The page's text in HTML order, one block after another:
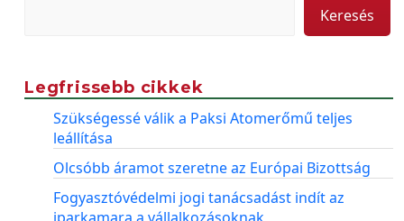
Keresés
Legfrissebb cikkek
Szükségessé válik a Paksi Atomerőmű teljes
leállítása
Olcsóbb áramot szeretne az Európai Bizottság
Fogyasztóvédelmi jogi tanácsadást indít az